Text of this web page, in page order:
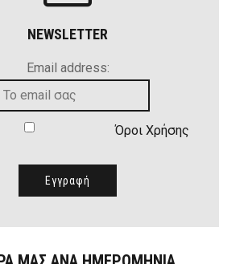
NEWSLETTER
Email address:
Όροι Χρήσης